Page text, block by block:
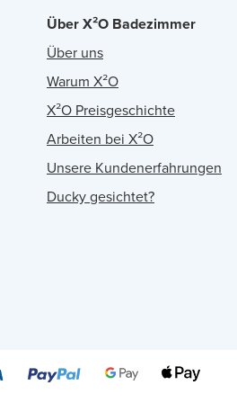
Über X²O Badezimmer
Über uns
Warum X²O
X²O Preisgeschichte
Arbeiten bei X²O
Unsere Kundenerfahrungen
Ducky gesichtet?